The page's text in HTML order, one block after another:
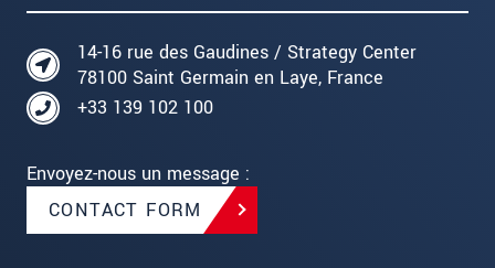
14-16 rue des Gaudines / Strategy Center
78100 Saint Germain en Laye, France
+33 139 102 100
Envoyez-nous un message :
CONTACT FORM